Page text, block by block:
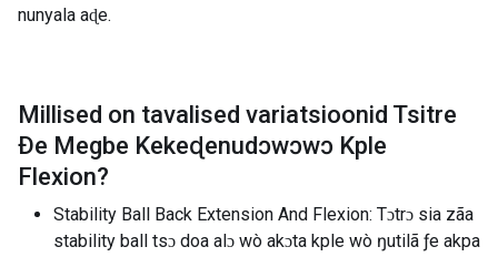
nunyala aɖe.
Millised on tavalised variatsioonid Tsitre
Ðe Megbe Kekeɖenudɔwɔwɔ Kple
Flexion?
Stability Ball Back Extension And Flexion: Tɔtrɔ sia zãa
stability ball tsɔ doa alɔ wò akɔta kple wò ŋutilã ƒe akpa